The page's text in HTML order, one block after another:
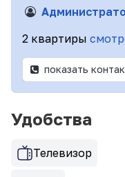
2 квартиры
показать
Удобства
Телевизор